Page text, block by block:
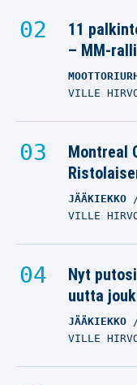
11
– MM-
VILLE
Montreal
JÄÄKIEKKO
VILLE
Nyt
uutta
JÄÄKIEKKO
VILLE